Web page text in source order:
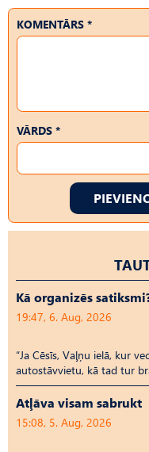
KOMENTĀRS *
VĀRDS *
Kā organizēs
19:47, 6. Aug, 2026
“Ja Cēsīs, Vaļņu ielā, kur
autostāvvietu, kā tad tur
Atļāva visam sabrukt
15:08, 5. Aug, 2026